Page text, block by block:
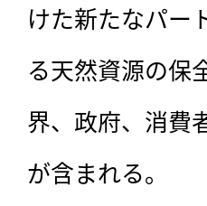
けた新たなパー
る天然資源の保
界、政府、消費
が含まれる。